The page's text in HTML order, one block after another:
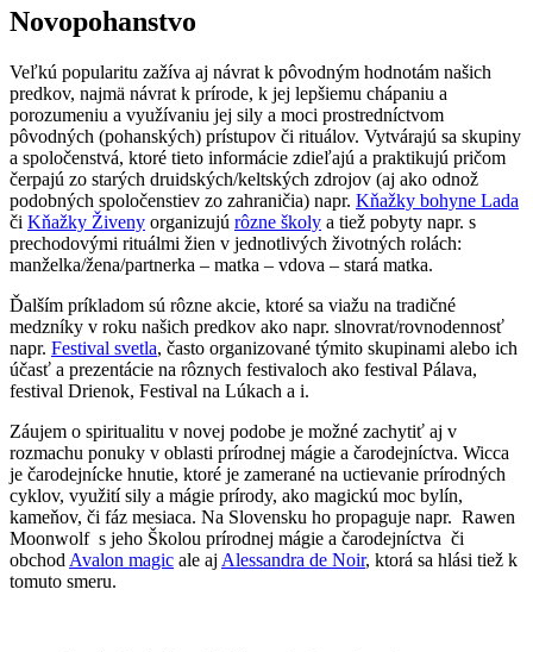
Novopohanstvo
Veľkú popularitu zažíva aj návrat k pôvodným hodnotám našich
predkov, najmä návrat k prírode, k jej lepšiemu chápaniu a
porozumeniu a využívaniu jej sily a moci prostredníctvom
pôvodných (pohanských) prístupov či rituálov. Vytvárajú sa skupiny
a spoločenstvá, ktoré tieto informácie zdieľajú a praktikujú pričom
čerpajú zo starých druidských/keltských zdrojov (aj ako odnož
podobných spoločenstiev zo zahraničia) napr. Kňažky bohyne Lada
či Kňažky Živeny organizujú rôzne školy a tiež pobyty napr. s
prechodovými rituálmi žien v jednotlivých životných rolách:
manželka/žena/partnerka – matka – vdova – stará matka.
Ďalším príkladom sú rôzne akcie, ktoré sa viažu na tradičné
medzníky v roku našich predkov ako napr. slnovrat/rovnodennosť
napr. Festival svetla, často organizované týmito skupinami alebo ich
účasť a prezentácie na rôznych festivaloch ako festival Pálava,
festival Drienok, Festival na Lúkach a i.
Záujem o spiritualitu v novej podobe je možné zachytiť aj v
rozmachu ponuky v oblasti prírodnej mágie a čarodejníctva. Wicca
je čarodejnícke hnutie, ktoré je zamerané na uctievanie prírodných
cyklov, využití sily a mágie prírody, ako magickú moc bylín,
kameňov, či fáz mesiaca. Na Slovensku ho propaguje napr. Rawen
Moonwolf s jeho Školou prírodnej mágie a čarodejníctva či
obchod Avalon magic ale aj Alessandra de Noir, ktorá sa hlási tiež k
tomuto smeru.